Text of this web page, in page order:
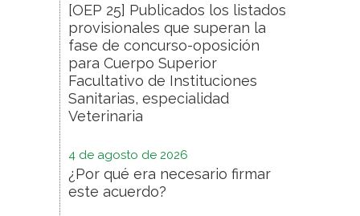
[OEP 25] Publicados los listados
provisionales que superan la
fase de concurso-oposición
para Cuerpo Superior
Facultativo de Instituciones
Sanitarias, especialidad
Veterinaria
4 de agosto de 2026
¿Por qué era necesario firmar
este acuerdo?